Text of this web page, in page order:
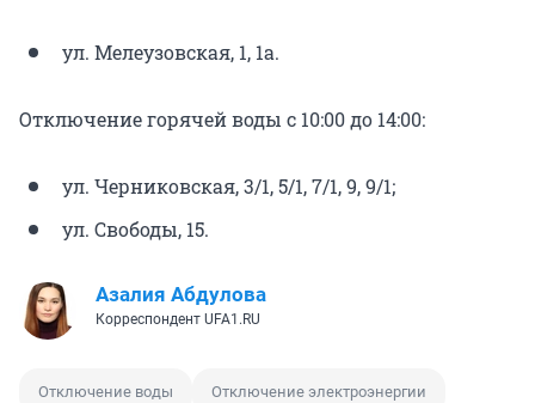
ул. Мелеузовская, 1, 1а.
Отключение горячей воды с 10:00 до 14:00:
ул. Черниковская, 3/1, 5/1, 7/1, 9, 9/1;
ул. Свободы, 15.
Азалия Абдулова
Корреспондент UFA1.RU
Отключение воды Отключение электроэнергии